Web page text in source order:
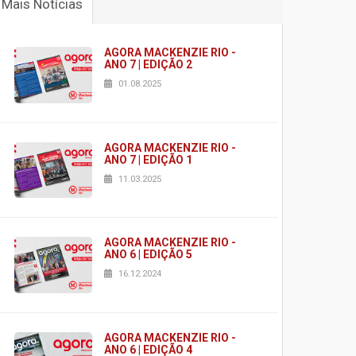
Mais Notícias
AGORA MACKENZIE RIO -
ANO 7 | EDIÇÃO 2
01.08.2025
AGORA MACKENZIE RIO -
ANO 7 | EDIÇÃO 1
11.03.2025
AGORA MACKENZIE RIO -
ANO 6 | EDIÇÃO 5
16.12.2024
AGORA MACKENZIE RIO -
ANO 6 | EDIÇÃO 4